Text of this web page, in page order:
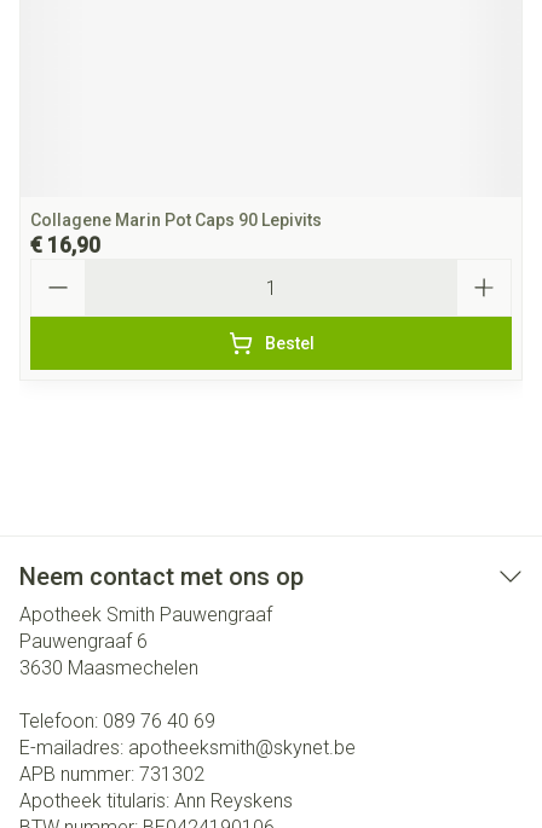
Collagene Marin Pot Caps 90 Lepivits
€ 16,90
Bestel
Neem contact met ons op
Apotheek Smith Pauwengraaf
Pauwengraaf 6
3630 Maasmechelen
Telefoon: 089 76 40 69
E-mailadres: apotheeksmith@skynet.be
APB nummer: 731302
Apotheek titularis: Ann Reyskens